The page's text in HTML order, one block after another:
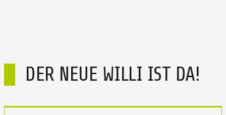
DER NEUE WILLI IST DA!